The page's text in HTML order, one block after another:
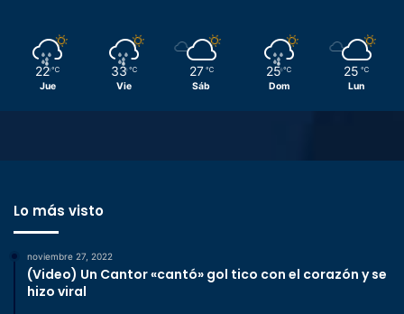
22 ℃
Jue
33 ℃
Vie
27 ℃
Sáb
25 ℃
Dom
25 ℃
Lun
Lo más visto
noviembre 27, 2022
(Video) Un Cantor «cantó» gol tico con el corazón y se
hizo viral